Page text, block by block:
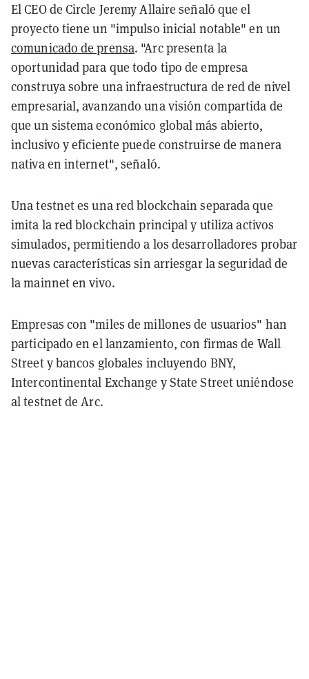
El CEO de Circle Jeremy Allaire señaló que el
proyecto tiene un "impulso inicial notable" en un
comunicado de prensa. "Arc presenta la
oportunidad para que todo tipo de empresa
construya sobre una infraestructura de red de nivel
empresarial, avanzando una visión compartida de
que un sistema económico global más abierto,
inclusivo y eficiente puede construirse de manera
nativa en internet", señaló.
Una testnet es una red blockchain separada que
imita la red blockchain principal y utiliza activos
simulados, permitiendo a los desarrolladores probar
nuevas características sin arriesgar la seguridad de
la mainnet en vivo.
Empresas con "miles de millones de usuarios" han
participado en el lanzamiento, con firmas de Wall
Street y bancos globales incluyendo BNY,
Intercontinental Exchange y State Street uniéndose
al testnet de Arc.